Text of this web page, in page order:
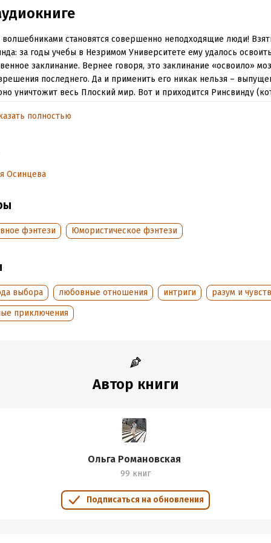
волшебниками становятся совершенно неподходящие люди!
за годы учебы в Незримом Университете ему удалось
заклинание. Вернее говоря, это заклинание «освоило»
последнего. Да и применить его никак нельзя –
уничтожит весь Плоский мир. Вот и приходится Ринсвинду
«бегства от неприятностей». Но вы же знаете, что нельзя
ли любовь со второго взгляда?
блондинка с упрямым нравом.
дракон с острым языком.
1 января 2022
2024
ISBN (EAN):9785042085352
полностью
Осинцева
фэнтези Юмористическое фэнтези
выбора любовные отношения интриги
разум и
приключения
Автор книги
Ольга Романовская
99 книг
Подписаться на обновления